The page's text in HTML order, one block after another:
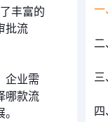
丰富的
批流
企业需
哪款流
一